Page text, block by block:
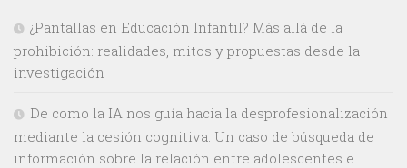
¿Pantallas en Educación Infantil? Más allá de la
prohibición: realidades, mitos y propuestas desde la
investigación
De como la IA nos guía hacia la desprofesionalización
mediante la cesión cognitiva. Un caso de búsqueda de
información sobre la relación entre adolescentes e